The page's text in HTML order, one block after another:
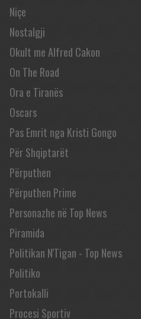
Niçe
Nostalgji
Okult me Alfred Cakon
On The Road
Ora e Tiranës
Oscars
Pas Emrit nga Kristi Gongo
Për Shqiptarët
Përputhen
Përputhen Prime
Personazhe në Top News
Piramida
Politikan N'Tigan - Top News
Politiko
Portokalli
Procesi Sportiv